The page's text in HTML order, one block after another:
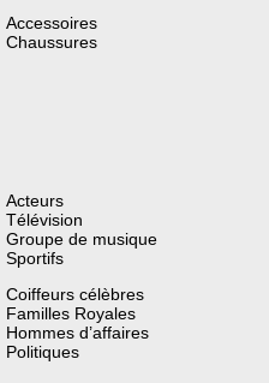
Accessoires
Chaussures
Acteurs
Télévision
Groupe de musique
Sportifs
Coiffeurs célèbres
Familles Royales
Hommes d’affaires
Politiques